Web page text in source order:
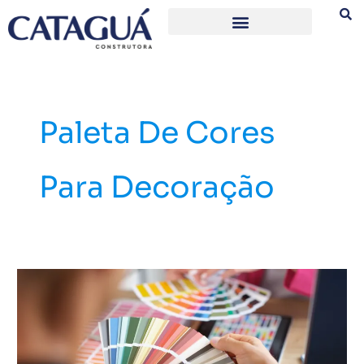
para
Paleta De Cores
Para Decoração
paleta